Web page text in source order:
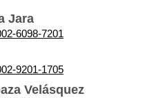
Jara
6098-7201
9201-1705
Velásquez